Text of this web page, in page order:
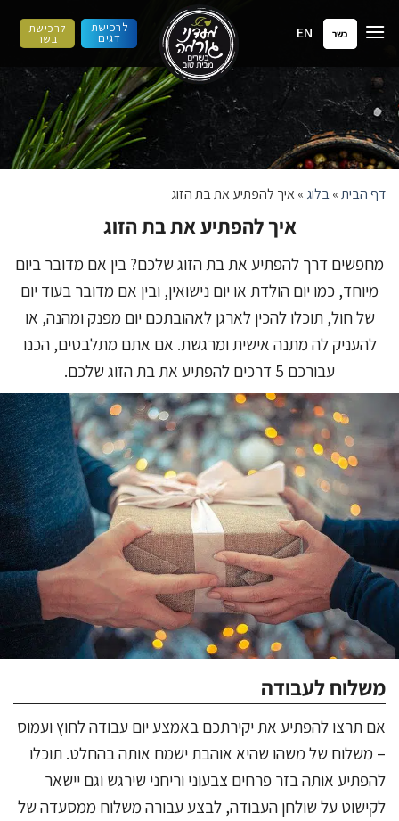
לתוכן
כשר EN לרכישת
דגים
לרכישת
בשר
דף הבית»בלוג »איך להפתיע את בת הזוג
איך להפתיע את בת הזוג
מחפשים דרך להפתיע את בת הזוג שלכם? בין אם מדובר ביום
מיוחד, כמו יום הולדת או יום נישואין, ובין אם מדובר בעוד יום
של חול, תוכלו להכין לארגן לאהובתכם יום מפנק ומהנה, או
להעניק לה מתנה אישית ומרגשת. אם אתם מתלבטים, הכנו
עבורכם 5 דרכים להפתיע את בת הזוג שלכם.
משלוח לעבודה
אם תרצו להפתיע את יקירתכם באמצע יום עבודה לחוץ ועמוס
– משלוח של משהו שהיא אוהבת ישמח אותה בהחלט. תוכלו
להפתיע אותה בזר פרחים צבעוני וריחני שירגש וגם יישאר
לקישוט על שולחן העבודה, לבצע עבורה משלוח ממסעדה של